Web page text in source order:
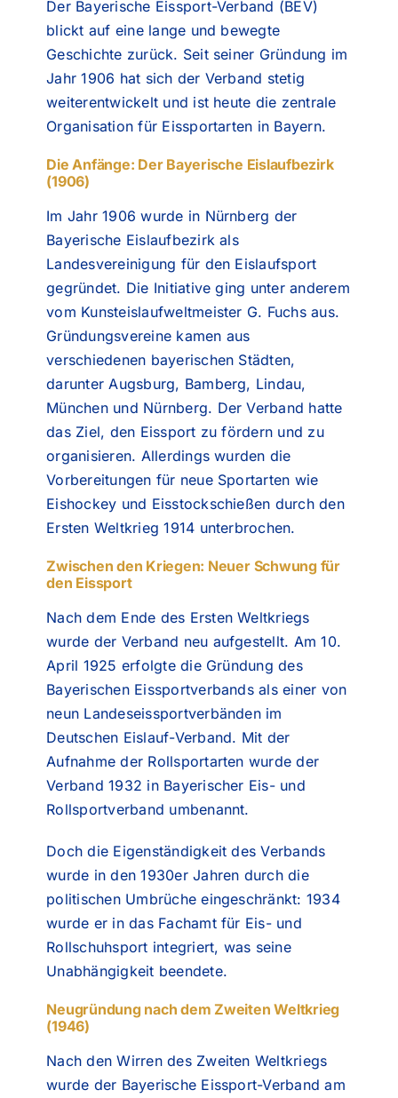
Der Bayerische Eissport-Verband (BEV)
blickt auf eine lange und bewegte
Geschichte zurück. Seit seiner Gründung im
Jahr 1906 hat sich der Verband stetig
weiterentwickelt und ist heute die zentrale
Organisation für Eissportarten in Bayern.
Die Anfänge: Der Bayerische Eislaufbezirk
(1906)
Im Jahr 1906 wurde in Nürnberg der
Bayerische Eislaufbezirk als
Landesvereinigung für den Eislaufsport
gegründet. Die Initiative ging unter anderem
vom Kunsteislaufweltmeister G. Fuchs aus.
Gründungsvereine kamen aus
verschiedenen bayerischen Städten,
darunter Augsburg, Bamberg, Lindau,
München und Nürnberg. Der Verband hatte
das Ziel, den Eissport zu fördern und zu
organisieren. Allerdings wurden die
Vorbereitungen für neue Sportarten wie
Eishockey und Eisstockschießen durch den
Ersten Weltkrieg 1914 unterbrochen.
Zwischen den Kriegen: Neuer Schwung für
den Eissport
Nach dem Ende des Ersten Weltkriegs
wurde der Verband neu aufgestellt. Am 10.
April 1925 erfolgte die Gründung des
Bayerischen Eissportverbands als einer von
neun Landeseissportverbänden im
Deutschen Eislauf-Verband. Mit der
Aufnahme der Rollsportarten wurde der
Verband 1932 in Bayerischer Eis- und
Rollsportverband umbenannt.
Doch die Eigenständigkeit des Verbands
wurde in den 1930er Jahren durch die
politischen Umbrüche eingeschränkt: 1934
wurde er in das Fachamt für Eis- und
Rollschuhsport integriert, was seine
Unabhängigkeit beendete.
Neugründung nach dem Zweiten Weltkrieg
(1946)
Nach den Wirren des Zweiten Weltkriegs
wurde der Bayerische Eissport-Verband am